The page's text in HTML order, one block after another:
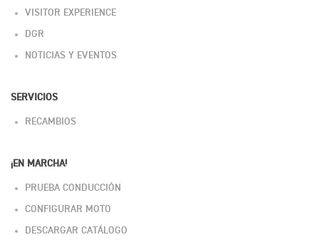
VISITOR EXPERIENCE
DGR
NOTICIAS Y EVENTOS
SERVICIOS
RECAMBIOS
¡EN MARCHA!
PRUEBA CONDUCCIÓN
CONFIGURAR MOTO
DESCARGAR CATÁLOGO